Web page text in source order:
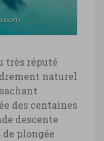
très réputé
naturel
des centaines
descente
plongée